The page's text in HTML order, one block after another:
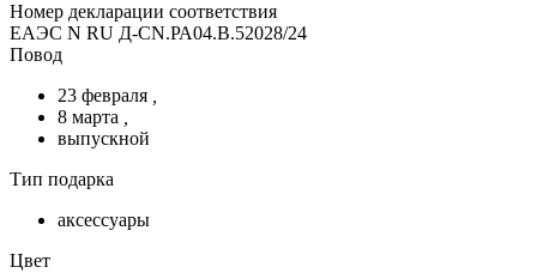
Номер декларации соответствия
ЕАЭС N RU Д-CN.РА04.В.52028/24
Повод
23 февраля
8 марта
выпускной
Тип подарка
аксессуары
Цвет